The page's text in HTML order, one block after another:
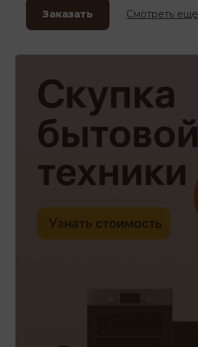
Заказать Смотреть еще